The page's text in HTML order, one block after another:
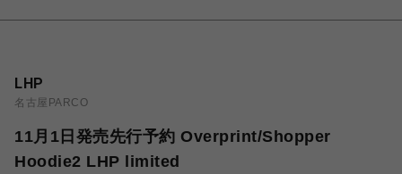
LHP
名古屋PARCO
11月1日発売先行予約 Overprint/Shopper
Hoodie2 LHP limited